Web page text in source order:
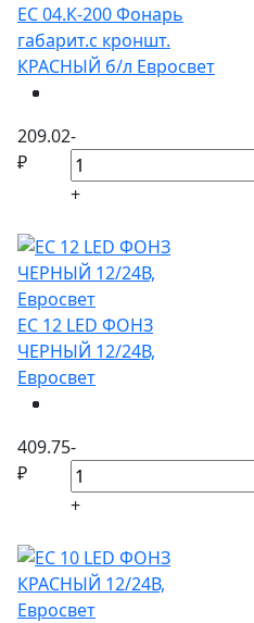
ЕС 04.К-200 Фонарь
габарит.с кроншт.
КРАСНЫЙ б/л Евросвет
209.02
₽
-
+
ЕС 12 LED ФОНЗ
ЧЕРНЫЙ 12/24В,
Евросвет
409.75
₽
-
+